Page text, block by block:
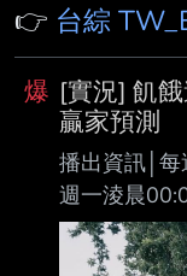
👉 台綜
爆 [實況] 飢
贏家預測
播出資訊│每
週一淩晨
視．Hami
站．